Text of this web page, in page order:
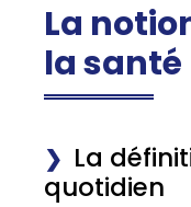
La
la santé
La
quotidien